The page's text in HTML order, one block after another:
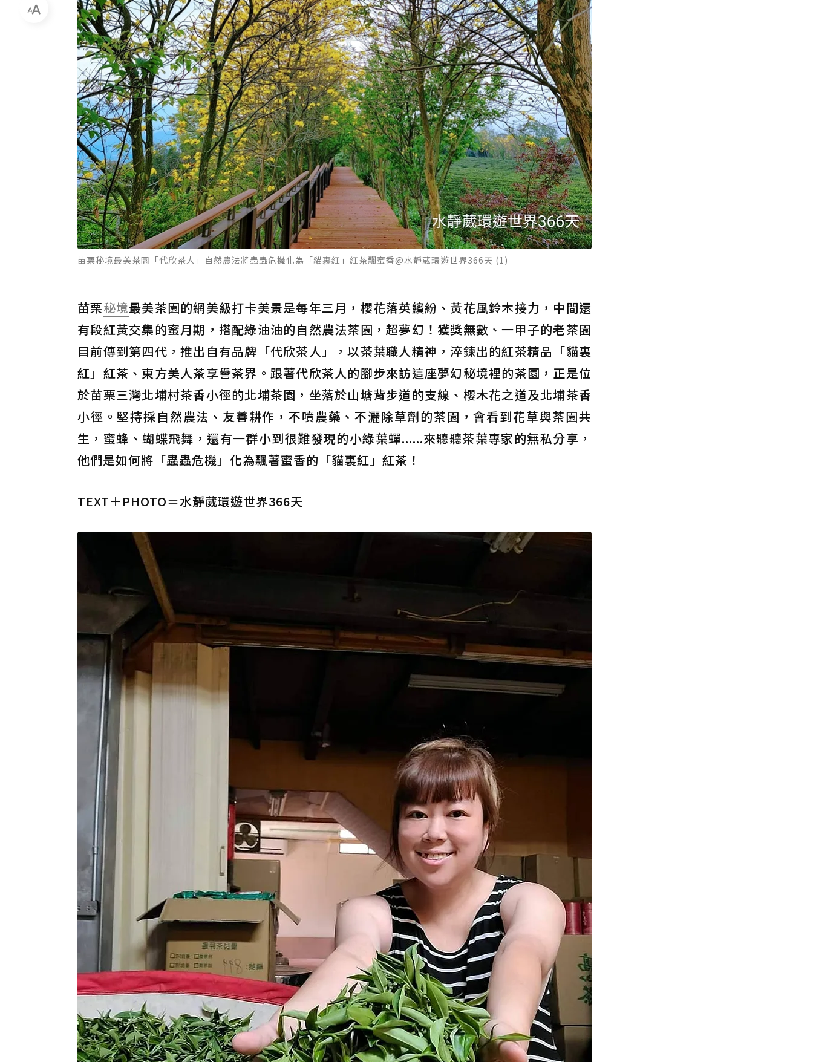
苗栗秘境最美茶園「代欣茶人」自然農法將蟲蟲危機化為「貓裏紅」紅茶飄蜜香@水靜葳環遊世界366天 (1)
苗栗秘境最美茶園的網美級打卡美景是每年三月，櫻花落英繽紛、黃花風鈴木接力，中間還
有段紅黃交集的蜜月期，搭配綠油油的自然農法茶園，超夢幻！獲獎無數、一甲子的老茶園
目前傳到第四代，推出自有品牌「代欣茶人」，以茶葉職人精神，淬鍊出的紅茶精品「貓裏
紅」紅茶、東方美人茶享譽茶界。跟著代欣茶人的腳步來訪這座夢幻秘境裡的茶園，正是位
於苗栗三灣北埔村茶香小徑的北埔茶園，坐落於山塘背步道的支線、櫻木花之道及北埔茶香
小徑。堅持採自然農法、友善耕作，不噴農藥、不灑除草劑的茶園，會看到花草與茶園共
生，蜜蜂、蝴蝶飛舞，還有一群小到很難發現的小綠葉蟬......來聽聽茶葉專家的無私分享，
他們是如何將「蟲蟲危機」化為飄著蜜香的「貓裏紅」紅茶！
TEXT＋PHOTO＝水靜葳環遊世界366天